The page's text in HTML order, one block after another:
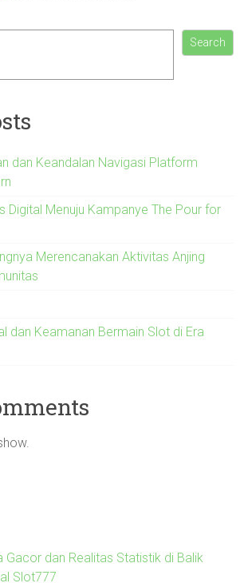
Search
dan Keandalan Navigasi Platform
Digital Menuju Kampanye The Pour for
Merencanakan Aktivitas Anjing
dan Keamanan Bermain Slot di Era
Gacor dan Realitas Statistik di Balik
Slot777